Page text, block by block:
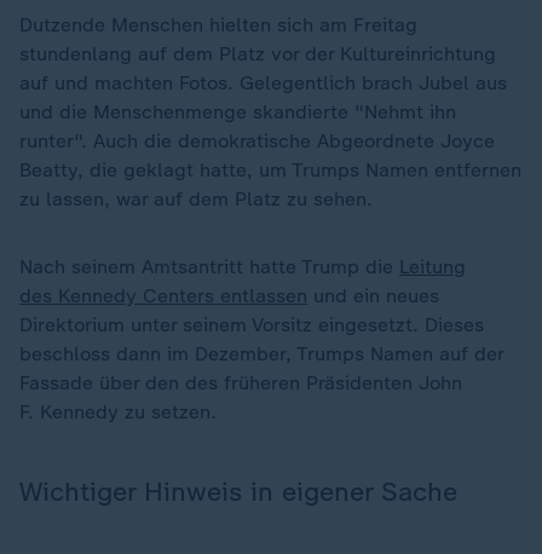
Dutzende Menschen hielten sich am Freitag
stundenlang auf dem Platz vor der Kultureinrichtung
auf und machten Fotos. Gelegentlich brach Jubel aus
und die Menschenmenge skandierte "Nehmt ihn
runter". Auch die demokratische Abgeordnete Joyce
Beatty, die geklagt hatte, um Trumps Namen entfernen
zu lassen, war auf dem Platz zu sehen.
Nach seinem Amtsantritt hatte Trump die Leitung
des Kennedy Centers entlassen und ein neues
Direktorium unter seinem Vorsitz eingesetzt. Dieses
beschloss dann im Dezember, Trumps Namen auf der
Fassade über den des früheren Präsidenten John
F. Kennedy zu setzen.
Wichtiger Hinweis in eigener Sache